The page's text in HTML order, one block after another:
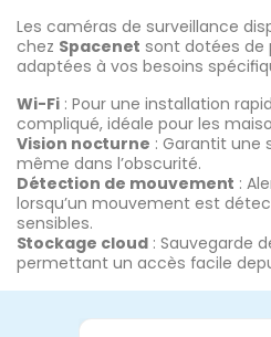
Les caméras de surveillance
chez Spacenet sont dotées de
adaptées à vos besoins
Wi-Fi : Pour une installation
compliqué, idéale pour les
Vision nocturne : Garantit une
même dans l’obscurité.
Détection de mouvement :
lorsqu’un mouvement est
sensibles.
Stockage cloud : Sauvegarde
permettant un accès facile